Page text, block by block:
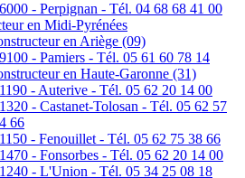
- Perpignan - Tél. 04 68 68 41 00
en Midi-Pyrénées
en Ariège (09)
- Pamiers - Tél. 05 61 60 78 14
en Haute-Garonne (31)
- Auterive - Tél. 05 62 20 14 00
- Castanet-Tolosan - Tél. 05 62 57
66
- Fenouillet - Tél. 05 62 75 38 66
- Fonsorbes - Tél. 05 62 20 14 00
- L'Union - Tél. 05 34 25 08 18